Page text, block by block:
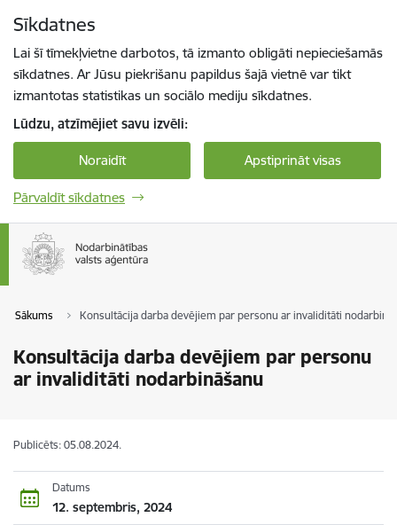
Sīkdatnes
Lai šī tīmekļvietne darbotos, tā izmanto obligāti nepieciešamās
sīkdatnes. Ar Jūsu piekrišanu papildus šajā vietnē var tikt
izmantotas statistikas un sociālo mediju sīkdatnes.
Lūdzu, atzīmējiet savu izvēli:
Noraidīt Apstiprināt visas
Pārvaldīt sīkdatnes
Sākums Konsultācija darba devējiem par personu ar invaliditāti
Konsultācija darba devējiem par personu
ar invaliditāti nodarbināšanu
Publicēts: 05.08.2024.
Datums
12. septembris, 2024